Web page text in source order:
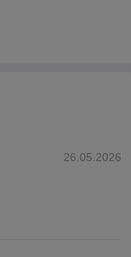
26.05.2026